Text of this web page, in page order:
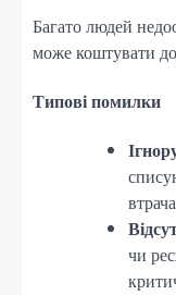
Багато людей
може коштувати
Типові помилки
чи